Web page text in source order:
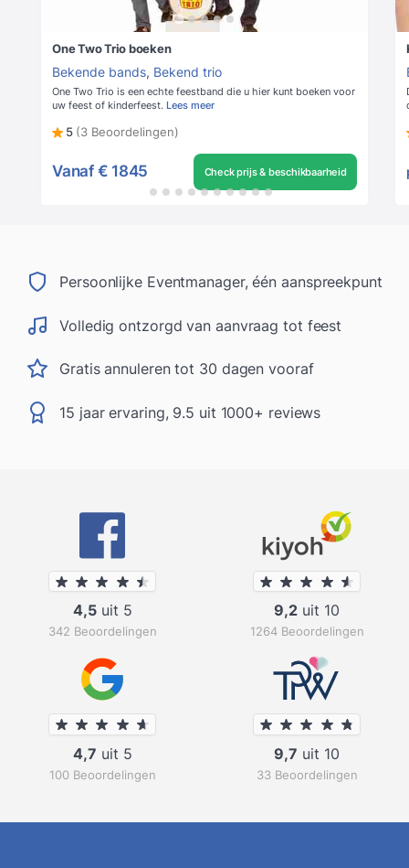
One Two Trio boeken
Bekende bands, Bekend trio
One Two Trio is een echte feestband die u hier kunt boeken voor
uw feest of kinderfeest. Lees meer
5 (3 Beoordelingen)
Vanaf € 1845 Check prijs & beschikbaarheid
Persoonlijke Eventmanager, één aanspreekpunt
Volledig ontzorgd van aanvraag tot feest
Gratis annuleren tot 30 dagen vooraf
15 jaar ervaring, 9.5 uit 1000+ reviews
4,5uit 5
342 Beoordelingen
9,2 uit 10
1264 Beoordelingen
4,7 uit 5
100 Beoordelingen
9,7 uit 10
33 Beoordelingen